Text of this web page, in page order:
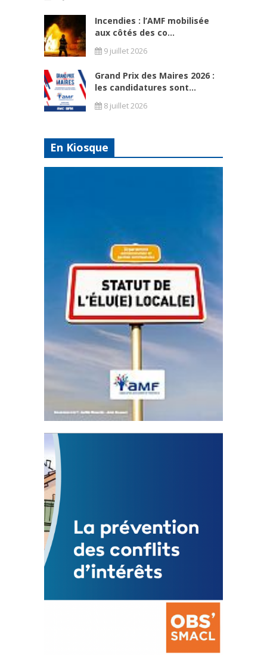
Incendies : l’AMF mobilisée
aux côtés des co...
9 juillet 2026
Grand Prix des Maires 2026 :
les candidatures sont...
8 juillet 2026
En Kiosque
Statut de l’élu local
3 avril 2024
Mise à jour avril 2024
FEUILLETER